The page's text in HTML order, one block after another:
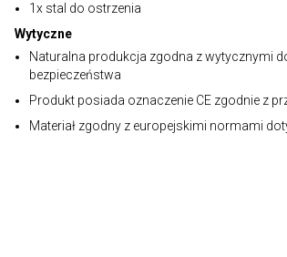
1x stal do ostrzenia
Wytyczne
Naturalna produkcja zgodna z wytycznymi
bezpieczeństwa
Produkt posiada oznaczenie CE zgodnie z
Materiał zgodny z europejskimi normami